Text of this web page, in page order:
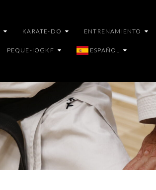
KARATE-DO ENTRENAMIENTO
PEQUE-IOGKF ESPAÑOL